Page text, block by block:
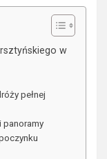
w
pełnej
panoramy